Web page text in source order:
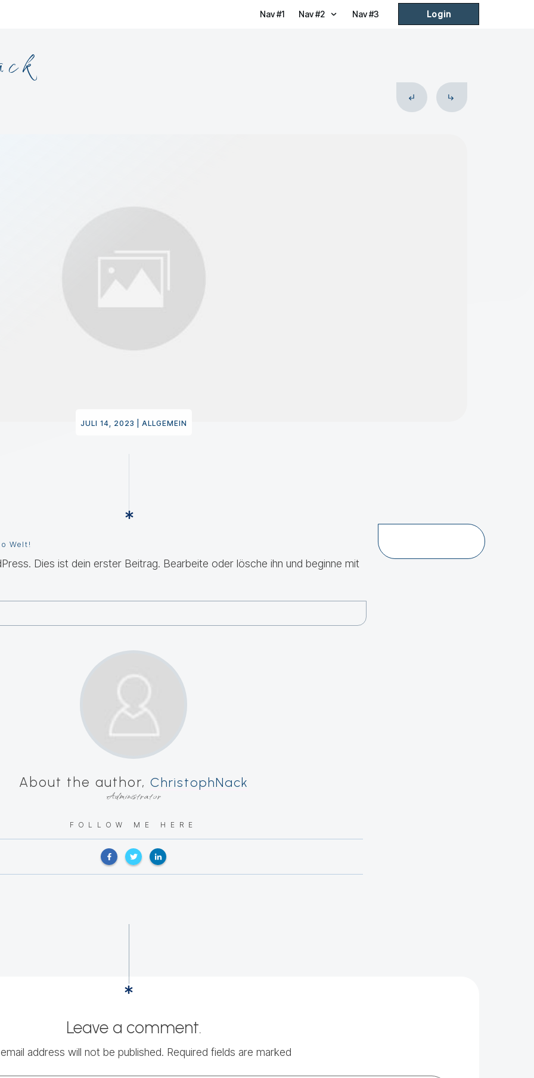
Nav #1 Nav #2 Nav #3 Login
JULI 14, 2023 ALLGEMEIN
Welt!
Dies ist dein erster Beitrag. Bearbeite oder lösche ihn und beginne mit
About the author, ChristophNack
Administrator
FOLLOW ME HERE
Leave a comment.
address will not be published. Required fields are marked